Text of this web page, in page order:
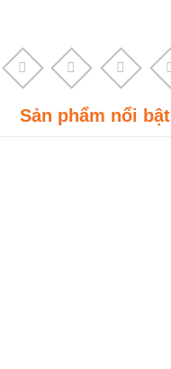
Sản phẩm nổi bật